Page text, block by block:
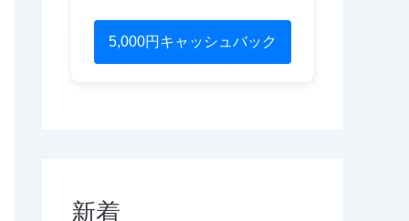
5,000円キャッシュバック
新着